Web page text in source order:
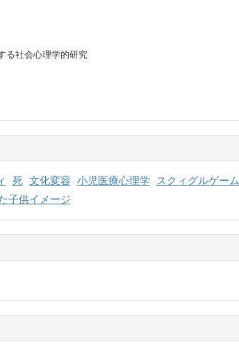
る社会心理学的研究
死 文化変容 小児医療心理学 スクィグルゲーム
子供イメージ